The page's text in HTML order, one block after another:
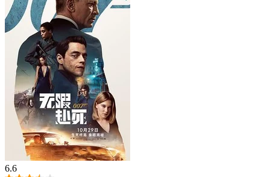
6.6